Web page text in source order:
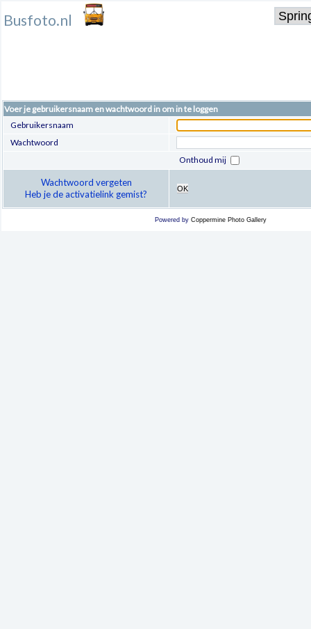
Busfoto.nl
Voer je gebruikersnaam en wachtwoord in om in te loggen
Gebruikersnaam
Wachtwoord
Onthoud mij
Wachtwoord vergeten
Heb je de activatielink gemist?
OK
Powered by Coppermine Photo Gallery